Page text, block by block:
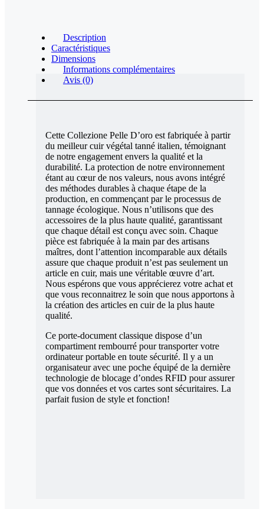
Description
Caractéristiques
Dimensions
Informations complémentaires
Avis (0)
Cette Collezione Pelle D’oro est fabriquée à partir
du meilleur cuir végétal tanné italien, témoignant
de notre engagement envers la qualité et la
durabilité. La protection de notre environnement
étant au cœur de nos valeurs, nous avons intégré
des méthodes durables à chaque étape de la
production, en commençant par le processus de
tannage écologique. Nous n’utilisons que des
accessoires de la plus haute qualité, garantissant
que chaque détail est conçu avec soin. Chaque
pièce est fabriquée à la main par des artisans
maîtres, dont l’attention incomparable aux détails
assure que chaque produit n’est pas seulement un
article en cuir, mais une véritable œuvre d’art.
Nous espérons que vous apprécierez votre achat et
que vous reconnaitrez le soin que nous apportons à
la création des articles en cuir de la plus haute
qualité.
Ce porte-document classique dispose d’un
compartiment rembourré pour transporter votre
ordinateur portable en toute sécurité. Il y a un
organisateur avec une poche équipé de la dernière
technologie de blocage d’ondes RFID pour assurer
que vos données et vos cartes sont sécuritaires. La
parfait fusion de style et fonction!